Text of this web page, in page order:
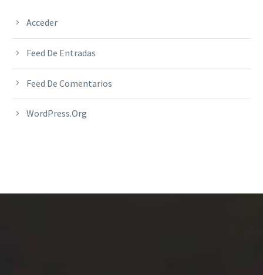
Acceder
Feed De Entradas
Feed De Comentarios
WordPress.org